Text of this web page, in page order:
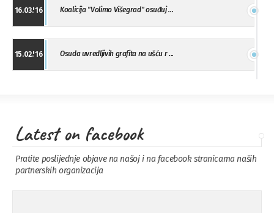
16.03.'16 Koalicija "Volimo Višegrad" osuđuj ...
15.02.'16 Osuda uvredljivih grafita na ušću r ...
13.11.'15 Osuda napada u Drvaru
Pe ...
Latest on facebook
Pratite poslijednje objave na našoj i na facebook stranicama naših
partnerskih organizacija